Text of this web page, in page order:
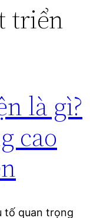
triển
là gì?
cao
tố quan trọng